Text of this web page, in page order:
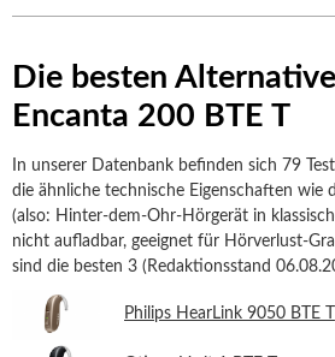
Die besten
Encanta 200 BTE T
In unserer Datenbank befinden sich 79
die ähnliche technische Eigenschaften wie
(also: Hinter-dem-Ohr-Hörgerät in
nicht aufladbar, geeignet für Hörverlust-
sind die besten 3 (Redaktionsstand
Philips HearLink 9050 BTE T